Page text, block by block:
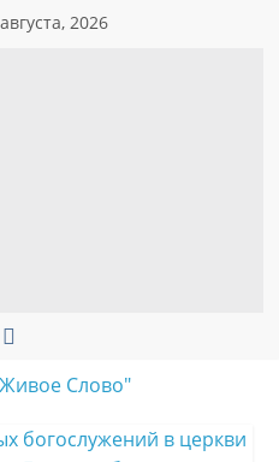
2026